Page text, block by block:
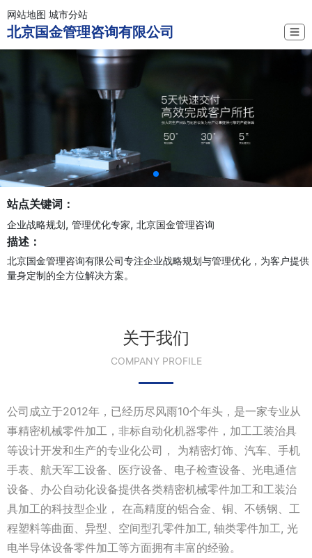
网站地图 城市分站
北京国金管理咨询有限公司 ☰
站点关键词：
企业战略规划, 管理优化专家, 北京国金管理咨询
描述：
北京国金管理咨询有限公司专注企业战略规划与管理优化，为客户提供
量身定制的全方位解决方案。
关于我们
COMPANY PROFILE
公司成立于2012年，已经历尽风雨10个年头，是一家专业从
事精密机械零件加工，非标自动化机器零件，加工工装治具
等设计开发和生产的专业化公司， 为精密灯饰、汽车、手机
手表、航天军工设备、医疗设备、电子检查设备、光电通信
设备、办公自动化设备提供各类精密机械零件加工和工装治
具加工的科技型企业， 在高精度的铝合金、铜、不锈钢、工
程塑料等曲面、异型、空间型孔零件加工, 轴类零件加工, 光
电半导体设备零件加工等方面拥有丰富的经验。